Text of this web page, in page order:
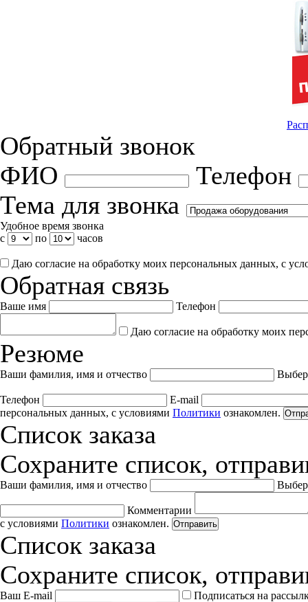
Обратный звонок
ФИО
Телефон
Тема для звонка
Удобное время звонка
с
по часов
Даю согласие на обработку моих персональных данных, с
Обратная связь
Ваше имя Телефон
Даю согласие на обработку моих
Резюме
Ваши фамилия, имя и отчество
Телефон
E-mail
персональных данных, с условиями Политики ознакомлен.
Список заказа
Сохраните список,
Ваши фамилия, имя и отчество
Комментарии
с условиями Политики ознакомлен. Отправить
Список заказа
Сохраните список,
Ваш E-mail
Подписаться на